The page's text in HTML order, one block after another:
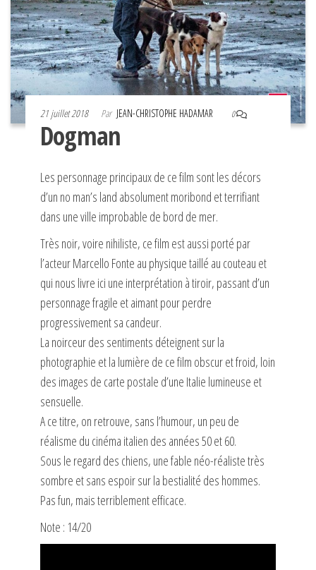
21 juillet 2018 Par JEAN-CHRISTOPHE HADAMAR 0
Dogman
Les personnage principaux de ce film sont les décors
d’un no man’s land absolument moribond et terrifiant
dans une ville improbable de bord de mer.
Très noir, voire nihiliste, ce film est aussi porté par
l’acteur Marcello Fonte au physique taillé au couteau et
qui nous livre ici une interprétation à tiroir, passant d’un
personnage fragile et aimant pour perdre
progressivement sa candeur.
La noirceur des sentiments déteignent sur la
photographie et la lumière de ce film obscur et froid, loin
des images de carte postale d’une Italie lumineuse et
sensuelle.
A ce titre, on retrouve, sans l’humour, un peu de
réalisme du cinéma italien des années 50 et 60.
Sous le regard des chiens, une fable néo-réaliste très
sombre et sans espoir sur la bestialité des hommes.
Pas fun, mais terriblement efficace.
Note : 14/20